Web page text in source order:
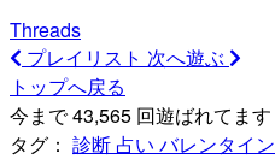
Threads
プレイリスト 次へ遊ぶ
トップへ戻る
今まで 43,565 回遊ばれてます
タグ： 診断 占い バレンタイン